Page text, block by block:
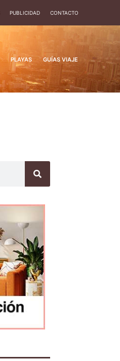
PUBLICIDAD CONTACTO
PLAYAS GUÍAS VIAJE